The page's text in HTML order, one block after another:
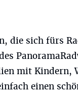
die sich fürs
mit Kindern,
einen